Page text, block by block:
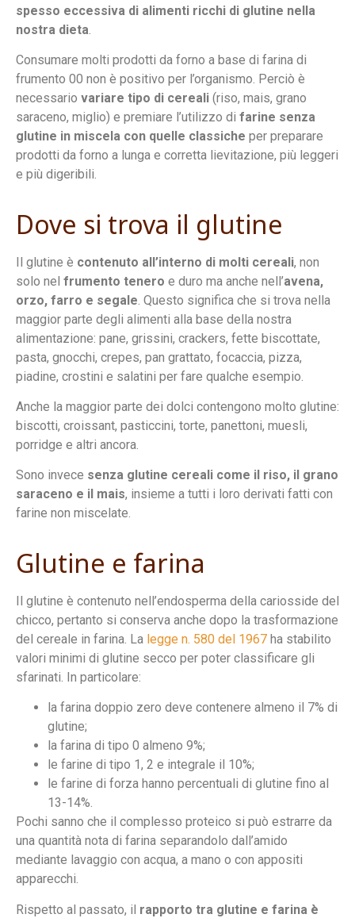
spesso eccessiva di alimenti ricchi di glutine nella
nostra dieta.
Consumare molti prodotti da forno a base di farina di
frumento 00 non è positivo per l’organismo. Perciò è
necessario variare tipo di cereali (riso, mais, grano
saraceno, miglio) e premiare l’utilizzo di farine senza
glutine in miscela con quelle classiche per preparare
prodotti da forno a lunga e corretta lievitazione, più leggeri
e più digeribili.
Dove si trova il glutine
Il glutine è contenuto all’interno di molti cereali, non
solo nel frumento tenero e duro ma anche nell’avena,
orzo, farro e segale . Questo significa che si trova nella
maggior parte degli alimenti alla base della nostra
alimentazione: pane, grissini, crackers, fette biscottate,
pasta, gnocchi, crepes, pan grattato, focaccia, pizza,
piadine, crostini e salatini per fare qualche esempio.
Anche la maggior parte dei dolci contengono molto glutine:
biscotti, croissant, pasticcini, torte, panettoni, muesli,
porridge e altri ancora.
Sono invece senza glutine cereali come il riso, il grano
saraceno e il mais, insieme a tutti i loro derivati fatti con
farine non miscelate.
Glutine e farina
Il glutine è contenuto nell’endosperma della cariosside del
chicco, pertanto si conserva anche dopo la trasformazione
del cereale in farina. La legge n. 580 del 1967 ha stabilito
valori minimi di glutine secco per poter classificare gli
sfarinati. In particolare:
la farina doppio zero deve contenere almeno il 7% di
glutine;
la farina di tipo 0 almeno 9%;
le farine di tipo 1, 2 e integrale il 10%;
le farine di forza hanno percentuali di glutine fino al
13-14%.
Pochi sanno che il complesso proteico si può estrarre da
una quantità nota di farina separandolo dall’amido
mediante lavaggio con acqua, a mano o con appositi
apparecchi.
Rispetto al passato, il rapporto tra glutine e farina è